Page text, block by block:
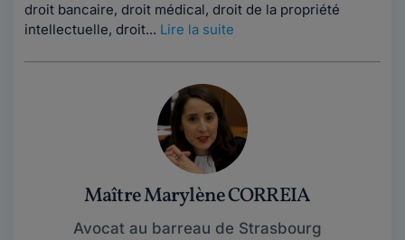
droit bancaire, droit médical, droit de la propriété
intellectuelle, droit... Lire la suite
Maître Marylène CORREIA
Avocat au barreau de Strasbourg